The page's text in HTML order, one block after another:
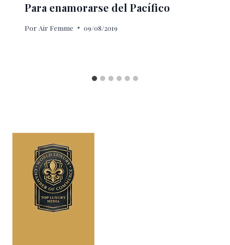
Para enamorarse del Pacífico
Por Air Femme 09/08/2019